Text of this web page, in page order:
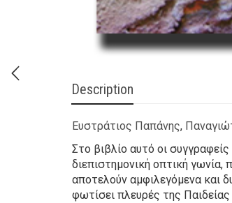
Description
Ευστράτιος Παπάνης,
Στο βιβλίο αυτό οι
διεπιστημονική οπτική γωνία,
αποτελούν αμφιλεγόμενα και
φωτίσει πλευρές της